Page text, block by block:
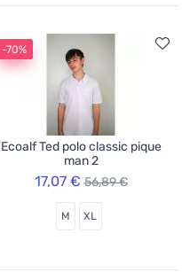
-70%
Ecoalf Ted polo classic pique
man 2
17,07 € 56,89 €
M XL